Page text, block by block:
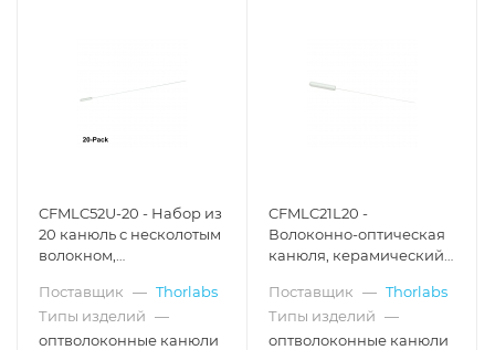
CFMLC52U-20 - Набор из
20 канюль с несколотым
волокном,
наконечник Ø1.25 мм,
диаметр сердцевины
Ø200 мкм, числовая
Поставщик — Thorlabs
Типы изделий —
оптволоконные канюли
CFMLC21L20 -
Волоконно-оптическая
канюля, керамический
диаметр сердцевины
Ø105 мкм, числовая
апертура 0.22, длина
Поставщик — Thorlabs
Типы изделий —
оптволоконные канюли